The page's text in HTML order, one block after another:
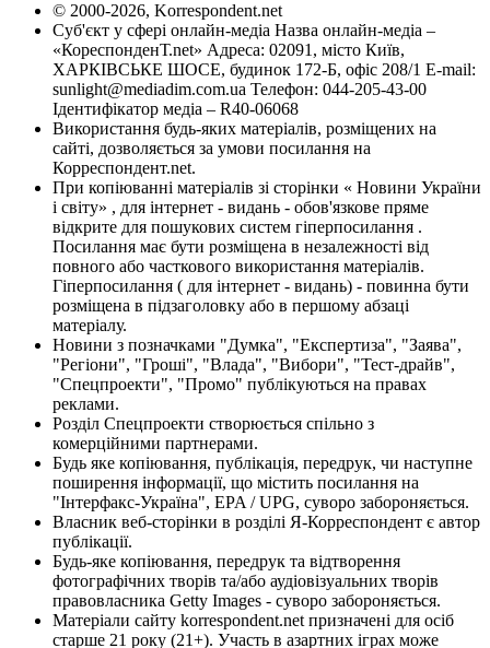
© 2000-2026, Korrespondent.net
Суб'єкт у сфері онлайн-медіа Назва онлайн-медіа –
«КореспонденТ.net» Адреса: 02091, місто Київ,
ХАРКІВСЬКЕ ШОСЕ, будинок 172-Б, офіс 208/1 E-mail:
sunlight@mediadim.com.ua Телефон: 044-205-43-00
Ідентифікатор медіа – R40-06068
Використання будь-яких матеріалів, розміщених на
сайті, дозволяється за умови посилання на
Корреспондент.net.
При копіюванні матеріалів зі сторінки « Новини України
і світу» , для інтернет - видань - обов'язкове пряме
відкрите для пошукових систем гіперпосилання .
Посилання має бути розміщена в незалежності від
повного або часткового використання матеріалів.
Гіперпосилання ( для інтернет - видань) - повинна бути
розміщена в підзаголовку або в першому абзаці
матеріалу.
Новини з позначками "Думка", "Експертиза", "Заява",
"Регіони", "Гроші", "Влада", "Вибори", "Тест-драйв",
"Спецпроекти", "Промо" публікуються на правах
реклами.
Розділ Спецпроекти створюється спільно з
комерційними партнерами.
Будь яке копіювання, публікація, передрук, чи наступне
поширення інформації, що містить посилання на
"Інтерфакс-Україна", EPA / UPG, суворо забороняється.
Власник веб-сторінки в розділі Я-Корреспондент є автор
публікації.
Будь-яке копіювання, передрук та відтворення
фотографічних творів та/або аудіовізуальних творів
правовласника Getty Images - суворо забороняється.
Матеріали сайту korrespondent.net призначені для осіб
старше 21 року (21+). Участь в азартних іграх може